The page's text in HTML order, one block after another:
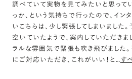
調べていて実物を見てみたいと思って
っか、という気持ちで行ったので、イン
いこちらは、少し緊張してしまいました
空いていたようで、案内していただきま
ラルな雰囲気で緊張も吹き飛びました
にご対応いただき、これがいい！と…す